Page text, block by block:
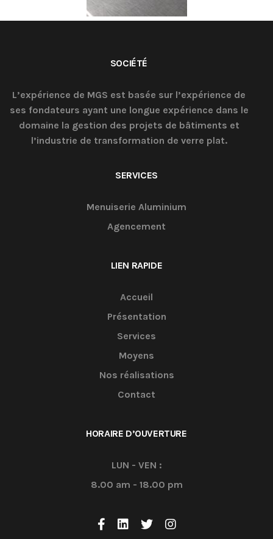
SOCIÉTÉ
L’expérience de MGS est basée sur l’expérience de
ses fondateurs ayant une longue expérience dans le
domaine la gestion des projets de bâtiments et
l’industrie de transformation de verre plat.
SERVICES
Menuiserie Aluminium
Agencement
LIEN RAPIDE
Accueil
Présentation
Services
Moyens
Nos réalisations
Contact
HORAIRE D’OUVERTURE
LUN - VEN :
8.00 am - 18.00 pm